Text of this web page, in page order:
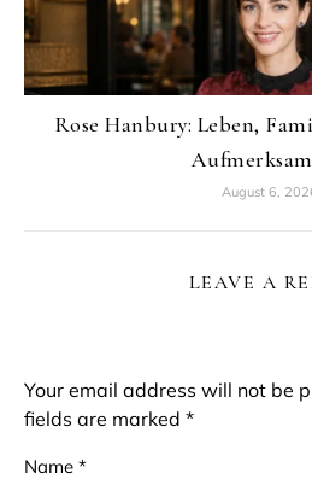
Rose Hanbury: Leben,
August 6,
LEAVE A
Your email address will not be
fields are marked *
Name *